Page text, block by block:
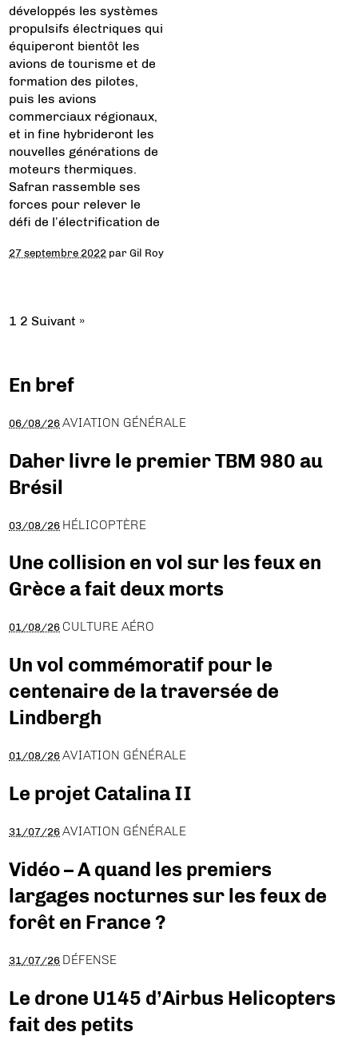
développés les systèmes
propulsifs électriques qui
équiperont bientôt les
avions de tourisme et de
formation des pilotes,
puis les avions
commerciaux régionaux,
et in fine hybrideront les
nouvelles générations de
moteurs thermiques.
Safran rassemble ses
forces pour relever le
défi de l’électrification de
27 septembre 2022 parGil Roy
1 2 Suivant »
En bref
06/08/26 AVIATION GÉNÉRALE
Daher livre le premier TBM 980 au
Brésil
03/08/26 HÉLICOPTÈRE
Une collision en vol sur les feux en
Grèce a fait deux morts
01/08/26 CULTURE AÉRO
Un vol commémoratif pour le
centenaire de la traversée de
Lindbergh
01/08/26 AVIATION GÉNÉRALE
Le projet Catalina II
31/07/26 AVIATION GÉNÉRALE
Vidéo – A quand les premiers
largages nocturnes sur les feux de
forêt en France ?
31/07/26 DÉFENSE
Le drone U145 d’Airbus Helicopters
fait des petits